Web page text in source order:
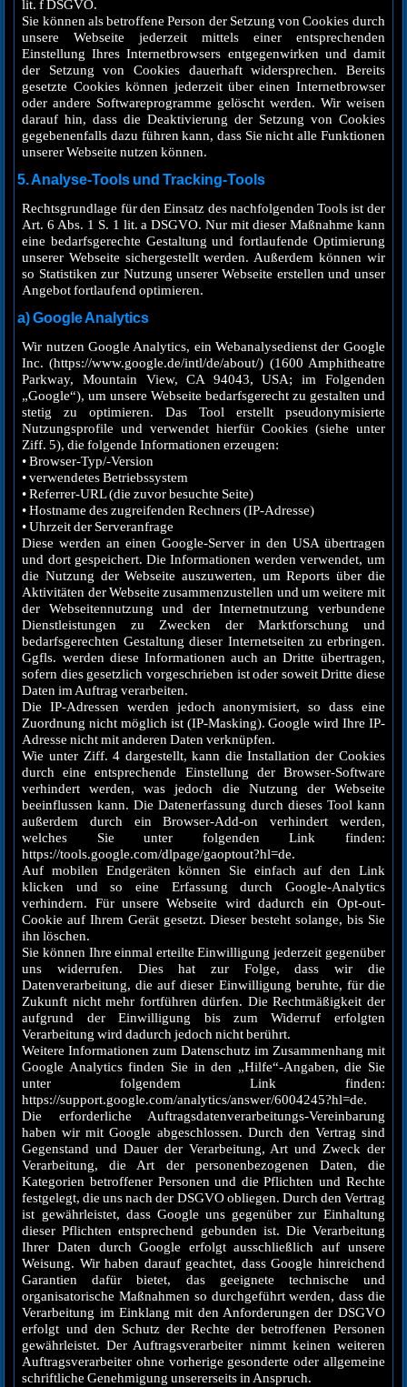
lit. f DSGVO.
Sie können als betroffene Person der Setzung von Cookies durch
unsere Webseite jederzeit mittels einer entsprechenden
Einstellung Ihres Internetbrowsers entgegenwirken und damit
der Setzung von Cookies dauerhaft widersprechen. Bereits
gesetzte Cookies können jederzeit über einen Internetbrowser
oder andere Softwareprogramme gelöscht werden. Wir weisen
darauf hin, dass die Deaktivierung der Setzung von Cookies
gegebenenfalls dazu führen kann, dass Sie nicht alle Funktionen
unserer Webseite nutzen können.
5. Analyse-Tools und Tracking-Tools
Rechtsgrundlage für den Einsatz des nachfolgenden Tools ist der
Art. 6 Abs. 1 S. 1 lit. a DSGVO. Nur mit dieser Maßnahme kann
eine bedarfsgerechte Gestaltung und fortlaufende Optimierung
unserer Webseite sichergestellt werden. Außerdem können wir
so Statistiken zur Nutzung unserer Webseite erstellen und unser
Angebot fortlaufend optimieren.
a) Google Analytics
Wir nutzen Google Analytics, ein Webanalysedienst der Google
Inc. (https://www.google.de/intl/de/about/) (1600 Amphitheatre
Parkway, Mountain View, CA 94043, USA; im Folgenden
„Google“), um unsere Webseite bedarfsgerecht zu gestalten und
stetig zu optimieren. Das Tool erstellt pseudonymisierte
Nutzungsprofile und verwendet hierfür Cookies (siehe unter
Ziff. 5), die folgende Informationen erzeugen:
• Browser-Typ/-Version
• verwendetes Betriebssystem
• Referrer-URL (die zuvor besuchte Seite)
• Hostname des zugreifenden Rechners (IP-Adresse)
• Uhrzeit der Serveranfrage
Diese werden an einen Google-Server in den USA übertragen
und dort gespeichert. Die Informationen werden verwendet, um
die Nutzung der Webseite auszuwerten, um Reports über die
Aktivitäten der Webseite zusammenzustellen und um weitere mit
der Webseitennutzung und der Internetnutzung verbundene
Dienstleistungen zu Zwecken der Marktforschung und
bedarfsgerechten Gestaltung dieser Internetseiten zu erbringen.
Ggfls. werden diese Informationen auch an Dritte übertragen,
sofern dies gesetzlich vorgeschrieben ist oder soweit Dritte diese
Daten im Auftrag verarbeiten.
Die IP-Adressen werden jedoch anonymisiert, so dass eine
Zuordnung nicht möglich ist (IP-Masking). Google wird Ihre IP-
Adresse nicht mit anderen Daten verknüpfen.
Wie unter Ziff. 4 dargestellt, kann die Installation der Cookies
durch eine entsprechende Einstellung der Browser-Software
verhindert werden, was jedoch die Nutzung der Webseite
beeinflussen kann. Die Datenerfassung durch dieses Tool kann
außerdem durch ein Browser-Add-on verhindert werden,
welches Sie unter folgenden Link finden:
https://tools.google.com/dlpage/gaoptout?hl=de.
Auf mobilen Endgeräten können Sie einfach auf den Link
klicken und so eine Erfassung durch Google-Analytics
verhindern. Für unsere Webseite wird dadurch ein Opt-out-
Cookie auf Ihrem Gerät gesetzt. Dieser besteht solange, bis Sie
ihn löschen.
Sie können Ihre einmal erteilte Einwilligung jederzeit gegenüber
uns widerrufen. Dies hat zur Folge, dass wir die
Datenverarbeitung, die auf dieser Einwilligung beruhte, für die
Zukunft nicht mehr fortführen dürfen. Die Rechtmäßigkeit der
aufgrund der Einwilligung bis zum Widerruf erfolgten
Verarbeitung wird dadurch jedoch nicht berührt.
Weitere Informationen zum Datenschutz im Zusammenhang mit
Google Analytics finden Sie in den „Hilfe“-Angaben, die Sie
unter folgendem Link finden:
https://support.google.com/analytics/answer/6004245?hl=de.
Die erforderliche Auftragsdatenverarbeitungs-Vereinbarung
haben wir mit Google abgeschlossen. Durch den Vertrag sind
Gegenstand und Dauer der Verarbeitung, Art und Zweck der
Verarbeitung, die Art der personenbezogenen Daten, die
Kategorien betroffener Personen und die Pflichten und Rechte
festgelegt, die uns nach der DSGVO obliegen. Durch den Vertrag
ist gewährleistet, dass Google uns gegenüber zur Einhaltung
dieser Pflichten entsprechend gebunden ist. Die Verarbeitung
Ihrer Daten durch Google erfolgt ausschließlich auf unsere
Weisung. Wir haben darauf geachtet, dass Google hinreichend
Garantien dafür bietet, das geeignete technische und
organisatorische Maßnahmen so durchgeführt werden, dass die
Verarbeitung im Einklang mit den Anforderungen der DSGVO
erfolgt und den Schutz der Rechte der betroffenen Personen
gewährleistet. Der Auftragsverarbeiter nimmt keinen weiteren
Auftragsverarbeiter ohne vorherige gesonderte oder allgemeine
schriftliche Genehmigung unsererseits in Anspruch.